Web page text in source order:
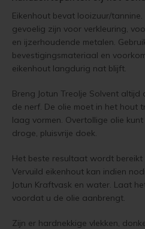
Steigerhout olien
Steigerhout beitsen
Steigerhout verven
Vurenhout behandelen
Vurenhout olien
Vurenhout beitsen
Vurenhout verven
Kozijnen verven
Eikenhout bevat looizuur/
gevoelig zijn voor verkleuring,
en ijzerhoudende metalen.
bevestigingsmateriaal en
eikenhout langdurig nat blijft.
Breng Jotun Treolje Solvent
de nerf. De olie moet in het hout
laag vormen. Overtollige olie
droge, pluisvrije doek.
Het beste resultaat wordt
Vervuild eikenhout kan indien
Jotun Kraftvask en water. Laat
voordat u de olie aanbrengt.
Zijn er hardnekkige vlekken,